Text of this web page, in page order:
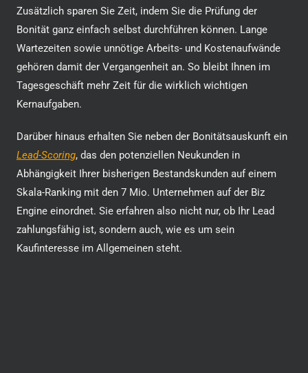
Zusätzlich sparen Sie Zeit, indem Sie die Prüfung der
Bonität ganz einfach selbst durchführen können. Lange
Wartezeiten sowie unnötige Arbeits- und Kostenaufwände
gehören damit der Vergangenheit an. So bleibt Ihnen im
Tagesgeschäft mehr Zeit für die wirklich wichtigen
Kernaufgaben.
Darüber hinaus erhalten Sie neben der Bonitätsauskunft ein
Lead-Scoring, das den potenziellen Neukunden in
Abhängigkeit Ihrer bisherigen Bestandskunden auf einem
Skala-Ranking mit den 7 Mio. Unternehmen auf der Biz
Engine einordnet. Sie erfahren also nicht nur, ob Ihr Lead
zahlungsfähig ist, sondern auch, wie es um sein
Kaufinteresse im Allgemeinen steht.